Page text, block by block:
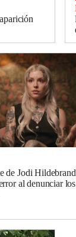
de Jodi
al denunciar los